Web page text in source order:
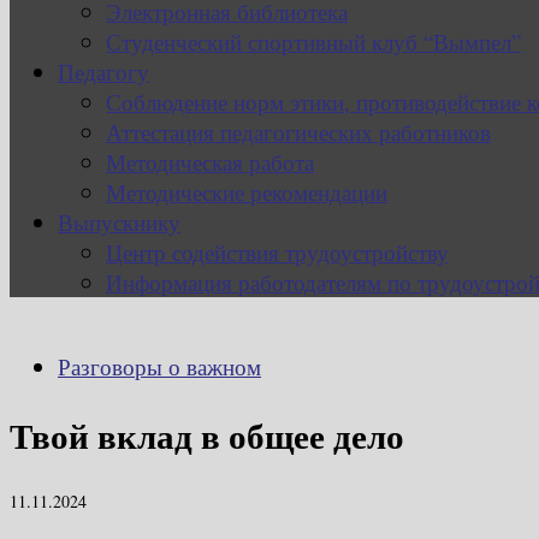
Электронная библиотека
Студенческий спортивный клуб “Вымпел”
Педагогу
Соблюдение норм этики, противодействие
Аттестация педагогических работников
Методическая работа
Методические рекомендации
Выпускнику
Центр содействия трудоустройству
Информация работодателям по
Разговоры о важном
Твой вклад в общее дело
11.11.2024